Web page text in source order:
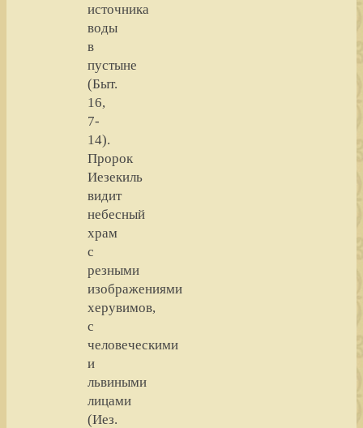
источника
воды
в
пустыне
(Быт.
16,
7-
14).
Пророк
Иезекиль
видит
небесный
храм
с
резными
изображениями
херувимов,
с
человеческими
и
львиными
лицами
(Иез.